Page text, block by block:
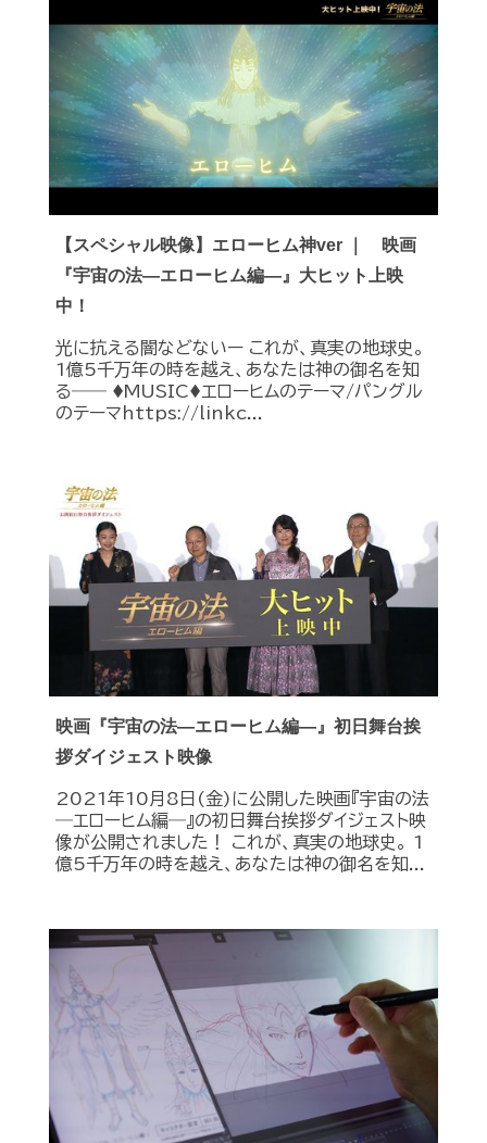
【スペシャル映像】エローヒム神ver ｜ 映画
『宇宙の法―エローヒム編―』大ヒット上映
中！
光に抗える闇などないー これが、真実の地球史。
1億5千万年の時を越え、あなたは神の御名を知
る―― ♦︎MUSIC♦︎エローヒムのテーマ/パングル
のテーマhttps://linkc...
映画『宇宙の法―エローヒム編―』初日舞台挨
拶ダイジェスト映像
2021年10月8日(金)に公開した映画『宇宙の法
―エローヒム編―』の初日舞台挨拶ダイジェスト映
像が公開されました！ これが、真実の地球史。 1
億5千万年の時を越え、あなたは神の御名を知...